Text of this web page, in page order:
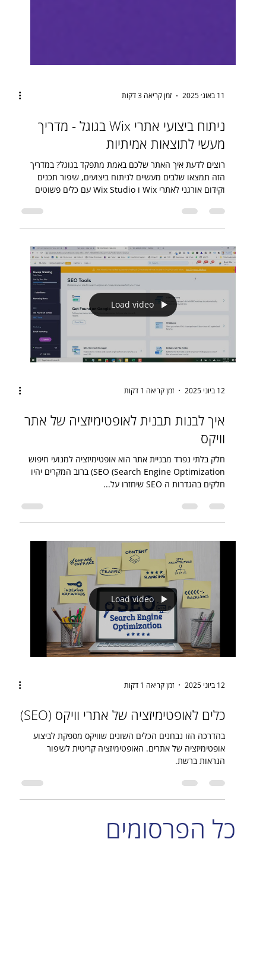
11 באוג׳ 2025 זמן קריאה 3 דקות
ניתוח ביצועי אתרי Wix בגוגל - מדריך
מעשי לתוצאות אמיתיות
רוצים לדעת איך האתר שלכם באמת מתפקד בגוגל? במדריך
וקידום אורגני לאתרי Wix ו Wix Studio עם כלים פשוטים
ומעשיים
12 ביוני 2025 זמן קריאה 1 דקות
איך לבנות תבנית לאופטימיזציה של אתר
וויקס
חלק בלתי נפרד מבניית אתר הוא אופטימיזציה למנועי חיפוש
חלקים בהגדרות ה SEO שיחזרו על...
Load video
12 ביוני 2025 זמן קריאה 1 דקות
כלים לאופטימיזציה של אתרי וויקס (SEO)
בהדרכה הזו נבחנים הכלים השונים שוויקס מספקת לביצוע
הנראות ברשת.